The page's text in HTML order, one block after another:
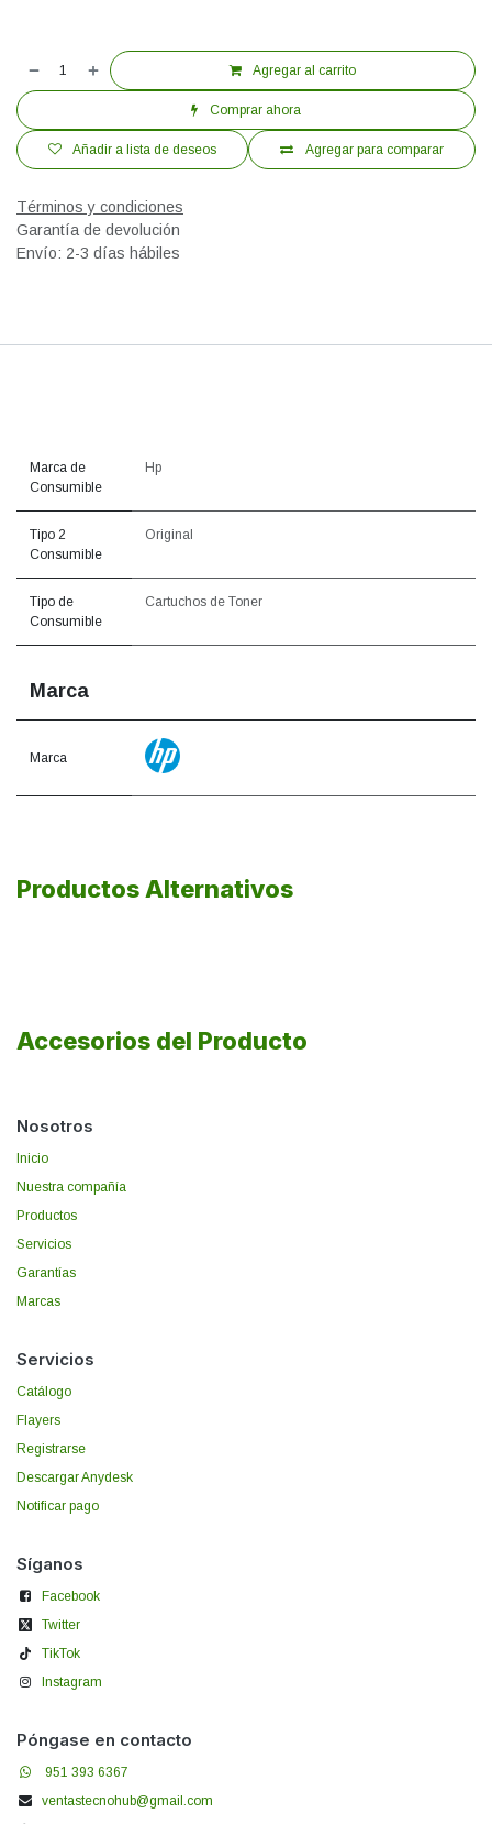
Agregar al carrito
Comprar ahora
Agregar para comparar
Añadir a lista de deseos
Términos y condiciones
Garantía de devolución
Envío: 2-3 días hábiles
Marca de
Consumible
Hp
Tipo 2
Consumible
Original
Tipo de
Consumible
Cartuchos de Toner
Marca
Marca
Productos Alternativos
Accesorios del Producto
Nosotros
Inicio
Nuestra compañía
Productos
Servicios
Garantías
Marcas
Servicios
Catálogo
Flayers
Registrarse
Descargar Anydesk
Notificar pago
Síganos
Facebook
Twitter
TikTok
Instagram
Póngase en contacto
951 393 6367
ventastecnohub@gmail.com